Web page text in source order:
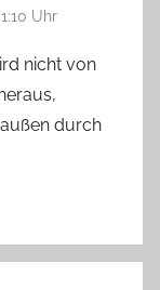
Uhr
nicht von
durch